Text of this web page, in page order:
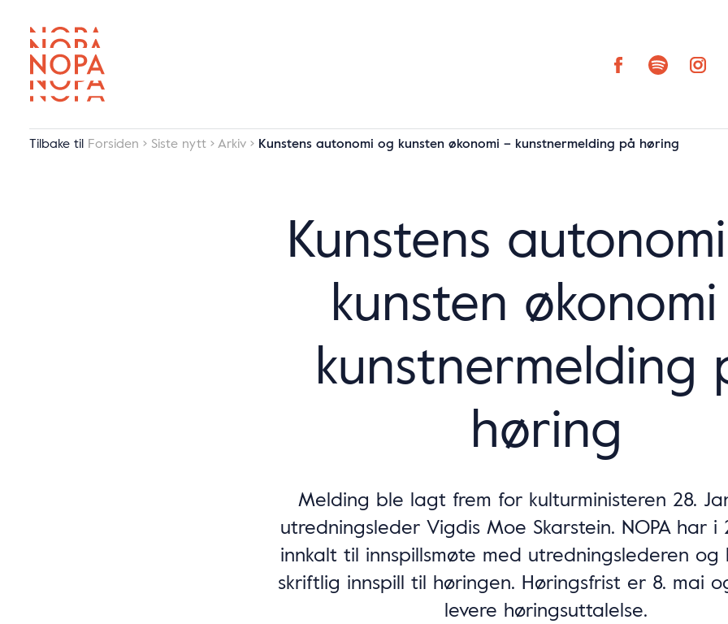
Tilbake til Forsiden Siste nytt Arkiv Kunstens autonomi og kunsten økonomi – kunstnermelding på høring
Kunstens
kunsten
kunstnermelding
høring
Melding ble lagt frem for kulturministeren 28.
utredningsleder Vigdis Moe Skarstein. NOPA har
innkalt til innspillsmøte med utredningslederen
skriftlig innspill til høringen. Høringsfrist er 8. mai
levere høringsuttalelse.